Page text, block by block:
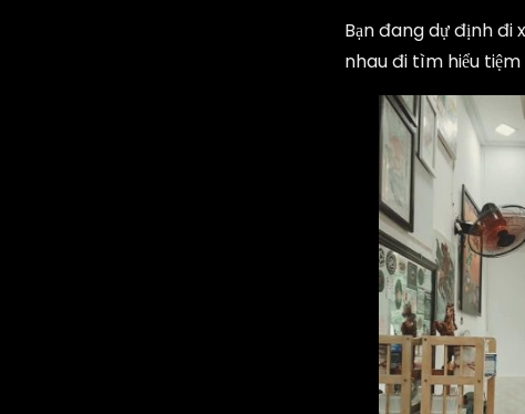
Bạn đang dự định đi
nhau đi tìm hiểu